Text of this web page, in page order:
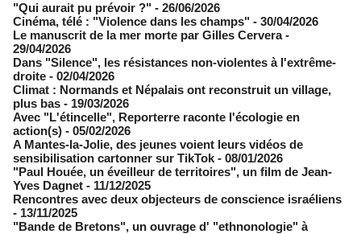
"Qui aurait pu prévoir ?" - 26/06/2026
Cinéma, télé : "Violence dans les champs" - 30/04/2026
Le manuscrit de la mer morte par Gilles Cervera -
29/04/2026
Dans "Silence", les résistances non-violentes à l'extrême-
droite - 02/04/2026
Climat : Normands et Népalais ont reconstruit un village,
plus bas - 19/03/2026
Avec "L'étincelle", Reporterre raconte l'écologie en
action(s) - 05/02/2026
A Mantes-la-Jolie, des jeunes voient leurs vidéos de
sensibilisation cartonner sur TikTok - 08/01/2026
"Paul Houée, un éveilleur de territoires", un film de Jean-
Yves Dagnet - 11/12/2025
Rencontres avec deux objecteurs de conscience israéliens
- 13/11/2025
"Bande de Bretons", un ouvrage d' "ethnonologie" à